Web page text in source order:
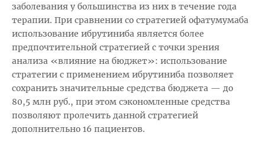
заболевания у большинства из них в течение года
терапии. При сравнении со стратегией офатумумаба
использование ибрутиниба является более
предпочтительной стратегией с точки зрения
анализа «влияние на бюджет»: использование
стратегии с применением ибрутиниба позволяет
сохранить значительные средства бюджета — до
80,5 млн руб., при этом сэкономленные средства
позволяют пролечить данной стратегией
дополнительно 16 пациентов.